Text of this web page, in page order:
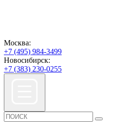
Москва:
+7 (495) 984-3499
Новосибирск:
+7 (383) 230-0255